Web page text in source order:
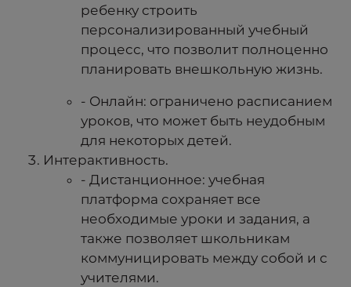
ребенку строить
персонализированный учебный
процесс, что позволит полноценно
планировать внешкольную жизнь.
- Онлайн: ограничено расписанием
уроков, что может быть неудобным
для некоторых детей.
Интерактивность.
- Дистанционное: учебная
платформа сохраняет все
необходимые уроки и задания, а
также позволяет школьникам
коммуницировать между собой и с
учителями.